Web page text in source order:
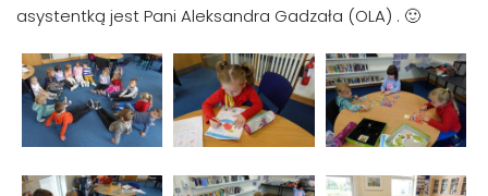
asystentką jest Pani Aleksandra Gadzała (OLA) . 🙂